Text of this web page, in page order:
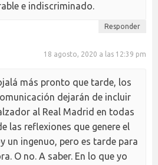
e indiscriminado.
Responder
18 agosto, 2020 a las 12:39 pm
más pronto que tarde, los
dejarán de incluir
al Real Madrid en todas
las reflexiones que genere el
un ingenuo, pero es tarde para
O no. A saber. En lo que yo